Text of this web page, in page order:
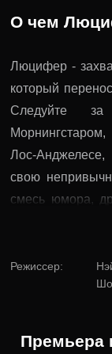
О чем
Люцифер -
который
Следуйте
Лос-Анджелесе,
свою
смесь юмора,
сериала
с внутренними
дуэли между
Режиссер:
Премьера